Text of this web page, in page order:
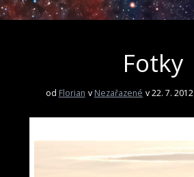
Fotky
od Florian v Nezařazené v 22. 7. 2012